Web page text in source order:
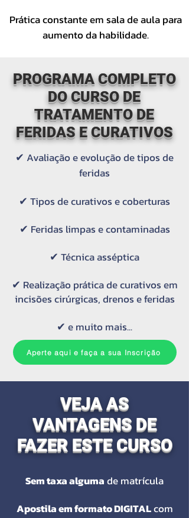
Prática constante em sala de aula para
aumento da habilidade.​
PROGRAMA COMPLETO
DO CURSO DE
TRATAMENTO DE
FERIDAS E CURATIVOS
✔ Avaliação e evolução de tipos de
feridas
✔ Tipos de curativos e coberturas
✔ Feridas limpas e contaminadas
✔ Técnica asséptica
✔ Realização prática de curativos em
incisões cirúrgicas, drenos e feridas
✔ e muito mais...
Aperte aqui e faça a sua Inscrição
VEJA AS
VANTAGENS DE
FAZER ESTE CURSO
Sem taxa algumade matrícula
Apostila em formato DIGITALcom